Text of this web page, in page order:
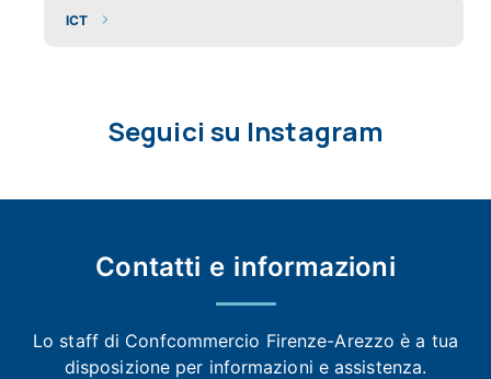
ICT
Seguici su Instagram
Contatti e informazioni
Lo staff di Confcommercio Firenze-Arezzoè a tua
disposizione per informazioni e assistenza.